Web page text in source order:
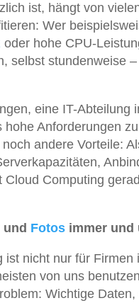
ist, hängt von
Wer
oder hohe CPU-
selbst stundenweise
eine IT-
hohe Anforderungen
andere Vorteile:
Cloud Computing
Fotos immer und
ist nicht nur für
von uns
Wichtige